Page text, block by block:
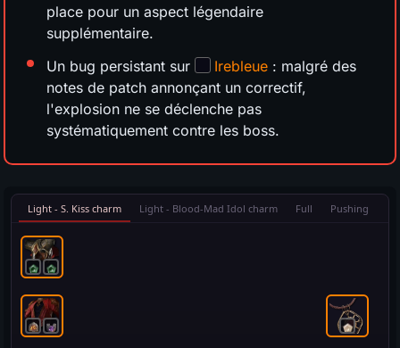
place pour un aspect légendaire
supplémentaire.
Un bug persistant sur
Irebleue : malgré des
notes de patch annonçant un correctif,
l'explosion ne se déclenche pas
systématiquement contre les boss.